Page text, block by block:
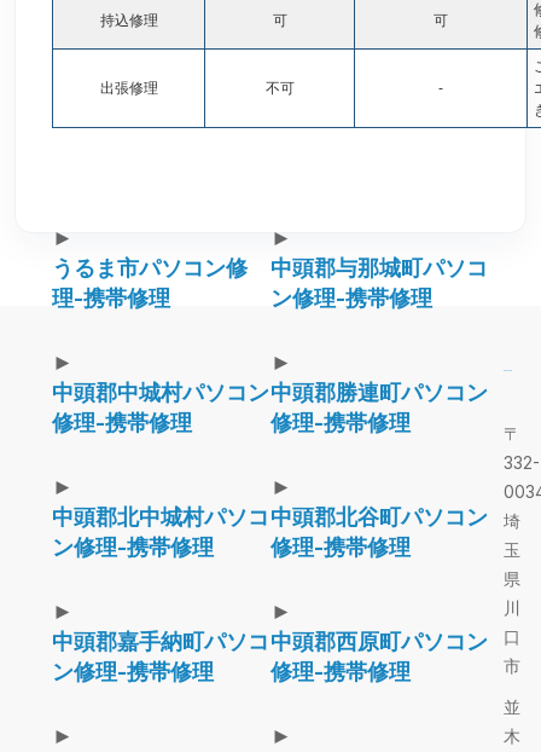
持込修理 可 可
出張修理 不可 -
►
うるま市パソコン修
理-携帯修理
►
中頭郡与那城町パソコ
ン修理-携帯修理
►
中頭郡中城村パソコン
修理-携帯修理
►
中頭郡勝連町パソコン
修理-携帯修理
►
中頭郡北中城村パソコ
ン修理-携帯修理
►
中頭郡北谷町パソコン
修理-携帯修理
►
中頭郡嘉手納町パソコ
ン修理-携帯修理
►
中頭郡西原町パソコン
修理-携帯修理
►
►
〒
332-
埼
玉
県
川
口
市
並
木